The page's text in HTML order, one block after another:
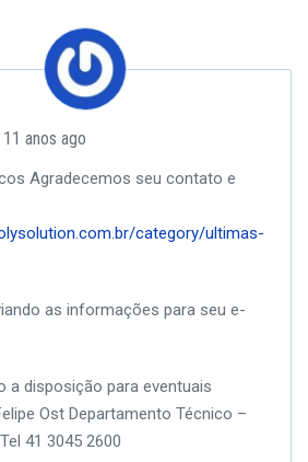
11 anos ago
Agradecemos seu contato e
category/ultimas-
as informações para seu e-
a disposição para eventuais
Ost Departamento Técnico –
Tel 41 3045 2600